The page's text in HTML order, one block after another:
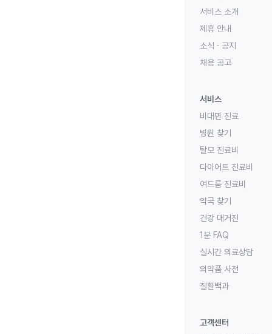
서비스 소개
제휴 안내
소식 · 공지
채용 공고
서비스
비대면 진료
병원 찾기
탈모 진료비
다이어트 진료비
여드름 진료비
약국 찾기
건강 매거진
1분 FAQ
실시간 의료상담
의약품 사전
질환백과
고객센터